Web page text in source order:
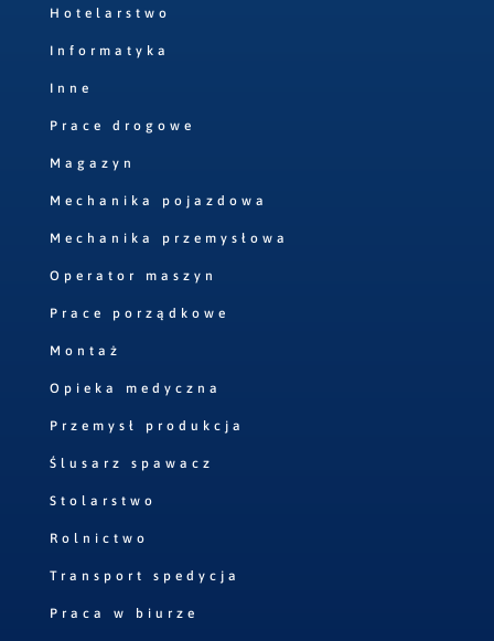
Hotelarstwo
Informatyka
Inne
Prace drogowe
Magazyn
Mechanika pojazdowa
Mechanika przemysłowa
Operator maszyn
Prace porządkowe
Montaż
Opieka medyczna
Przemysł produkcja
Ślusarz spawacz
Stolarstwo
Rolnictwo
Transport spedycja
Praca w biurze